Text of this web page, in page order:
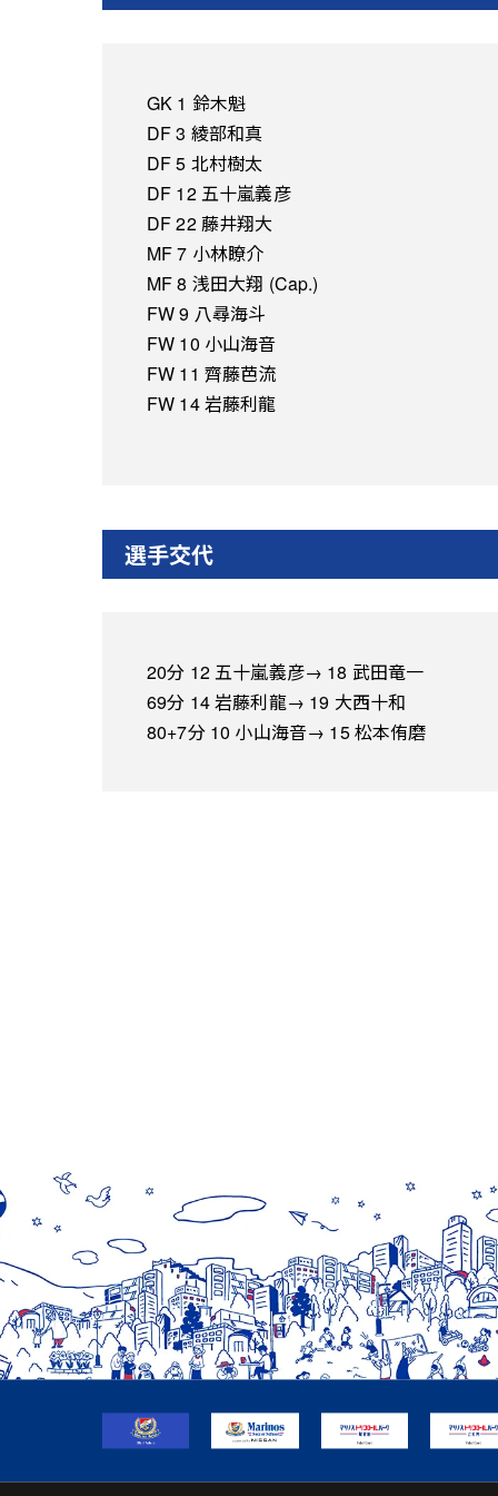
GK 1 鈴木魁
DF 3 綾部和真
DF 5 北村樹太
DF 12 五十嵐義彦
DF 22 藤井翔大
MF 7 小林瞭介
MF 8 浅田大翔 (Cap.)
FW 9 八尋海斗
FW 10 小山海音
FW 11 齊藤芭流
FW 14 岩藤利龍
選手交代
20分 12 五十嵐義彦→ 18 武田竜一
69分 14 岩藤利龍→ 19 大西十和
80+7分 10 小山海音→ 15 松本侑磨